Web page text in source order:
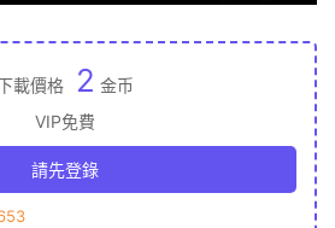
載價格 2 金币
VIP免費
請先登錄